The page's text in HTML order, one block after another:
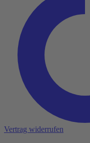
Vertrag widerrufen